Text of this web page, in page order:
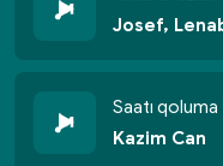
Josef,
Kazim Can